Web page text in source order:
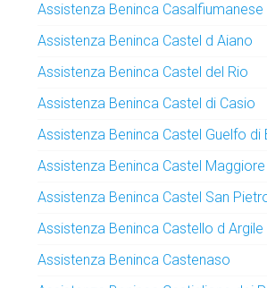
Assistenza Beninca Casalfiumanese
Assistenza Beninca Castel d Aiano
Assistenza Beninca Castel del Rio
Assistenza Beninca Castel di Casio
Assistenza Beninca Castel Guelfo di
Assistenza Beninca Castel Maggiore
Assistenza Beninca Castel San
Assistenza Beninca Castello d Argile
Assistenza Beninca Castenaso